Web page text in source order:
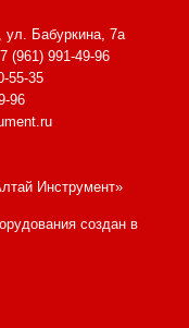
ул. Бабуркина, 7а
(961) 991-49-96
55-35
96
Инструмент»
создан в